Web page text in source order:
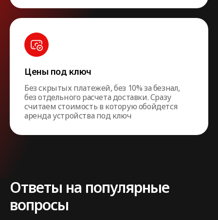
Цены под ключ
Без скрытых платежей, без 10% за безнал,
без отдельного расчета доставки. Сразу
считаем стоимость в которую обойдется
аренда устройства под ключ
Ответы на популярные
вопросы